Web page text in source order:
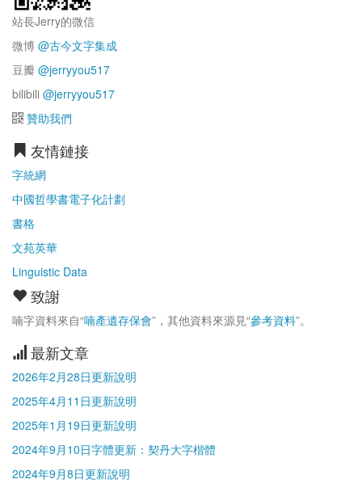
站長Jerry的微信
微博 @古今文字集成
豆瓣 @jerryyou517
bilibili @jerryyou517
贊助我們
友情鏈接
字統網
中國哲學書電子化計劃
書格
文苑英華
Linguistic Data
致謝
喃字資料來自“喃產遺存保會”，其他資料來源見“參考資料”。
最新文章
2026年2月28日更新說明
2025年4月11日更新說明
2025年1月19日更新說明
2024年9月10日字體更新：契丹大字楷體
2024年9月8日更新說明